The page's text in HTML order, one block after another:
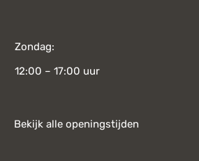
Zondag:
12:00 – 17:00 uur
Bekijk alle openingstijden